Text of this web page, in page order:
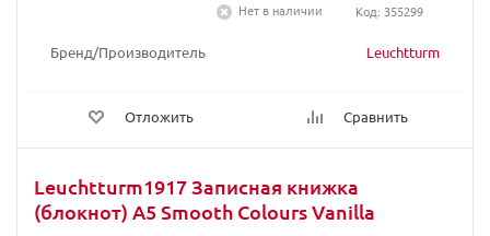
Бренд/Производитель Leuchtturm
Отложить Сравнить
Нет в наличии
Код: 355299
Leuchtturm1917 Записная книжка
(блокнот) A5 Smooth Colours Vanilla